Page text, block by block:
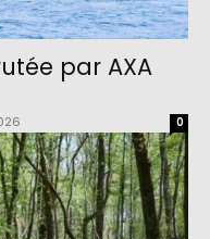
par AXA
0